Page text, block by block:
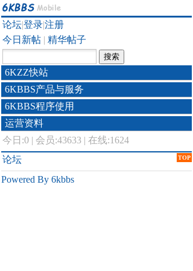
论坛|登录|注册
今日新帖 | 精华帖子
6KZZ快站
6KBBS产品与服务
6KBBS程序使用
运营资料
今日:0 | 会员:43633 | 在线:1624
TOP
论坛
Powered By 6kbbs